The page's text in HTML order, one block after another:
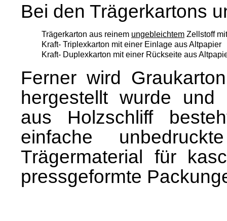
Bei den Trägerkartons
Trägerkarton aus reinem ungebleichtem Zellstoff
Kraft- Triplexkarton mit einer Einlage aus Altpapier
Kraft- Duplexkarton mit einer Rückseite aus
Ferner wird
hergestellt wurde und
aus Holzschliff
einfache
Trägermaterial für
pressgeformte